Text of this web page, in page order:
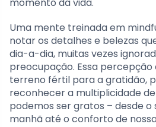
momento da vida.
Uma mente treinada em
notar os detalhes e belezas
dia-a-dia, muitas vezes
preocupação. Essa
terreno fértil para a gratidão,
reconhecer a multiplicidade
podemos ser gratos – desde
manhã até o conforto de